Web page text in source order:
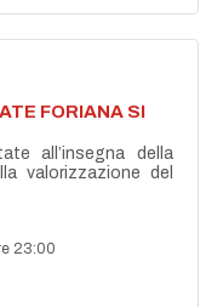
FORIANA SI
all’insegna della
valorizzazione del
23:00